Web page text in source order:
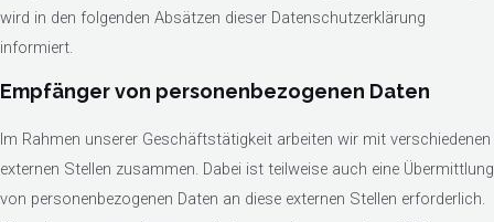
wird in den folgenden Absätzen dieser Datenschutzerklärung
informiert.
Empfänger von personenbezogenen Daten
Im Rahmen unserer Geschäftstätigkeit arbeiten wir mit verschiedenen
externen Stellen zusammen. Dabei ist teilweise auch eine Übermittlung
von personenbezogenen Daten an diese externen Stellen erforderlich.